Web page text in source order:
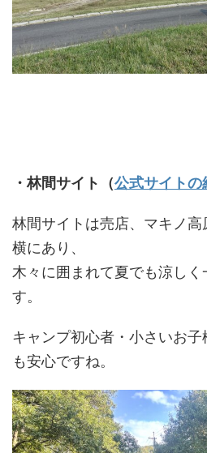
・林間サイト（公式サイトの
林間サイトは売店、マキノ
横にあり、
木々に囲まれて夏でも涼し
す。
キャンプ初心者・小さいお
も安心ですね。